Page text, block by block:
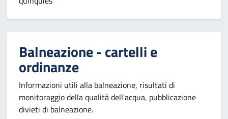
Balneazione - cartelli e
ordinanze
Informazioni utili alla balneazione, risultati di
monitoraggio della qualità dell'acqua, pubblicazione
divieti di balneazione.